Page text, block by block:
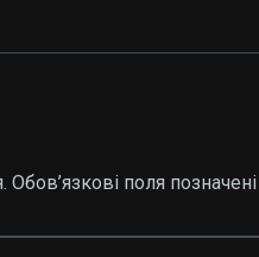
Обов’язкові поля позначені